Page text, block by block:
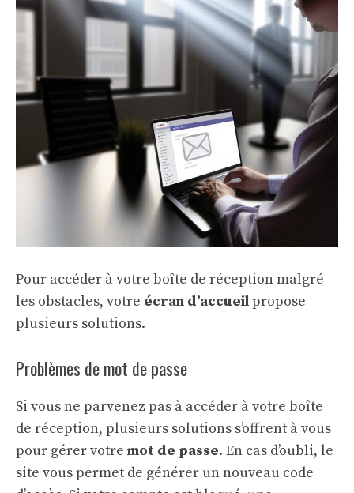
Pour accéder à votre boîte de réception malgré
les obstacles, votre écran d’accueilpropose
plusieurs solutions.
Problèmes de mot de passe
Si vous ne parvenez pas à accéder à votre boîte
de réception, plusieurs solutions s’offrent à vous
pour gérer votre mot de passe. En cas d’oubli, le
site vous permet de générer un nouveau code